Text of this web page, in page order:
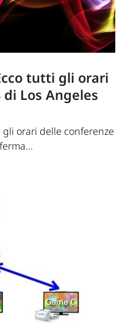
tutti gli orari
Los Angeles
orari delle conferenze